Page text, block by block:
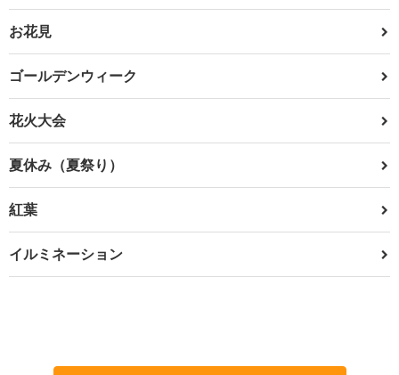
お花見
ゴールデンウィーク
花火大会
夏休み（夏祭り）
紅葉
イルミネーション